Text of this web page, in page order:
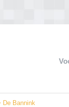
De Bannink